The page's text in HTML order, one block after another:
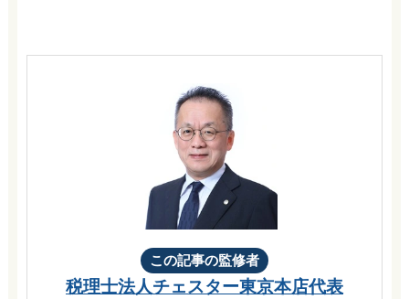
この記事の監修者
税理士法人チェスター東京本店代表